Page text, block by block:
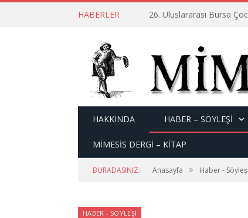
HABERLER 26. Uluslararası Bursa
HAKKINDA HABER – SÖYLEŞI
MİMESİS DERGİ – KİTAP
BURADASINIZ: Anasayfa » Haber - Söyleşi
HABER - SÖYLEŞI